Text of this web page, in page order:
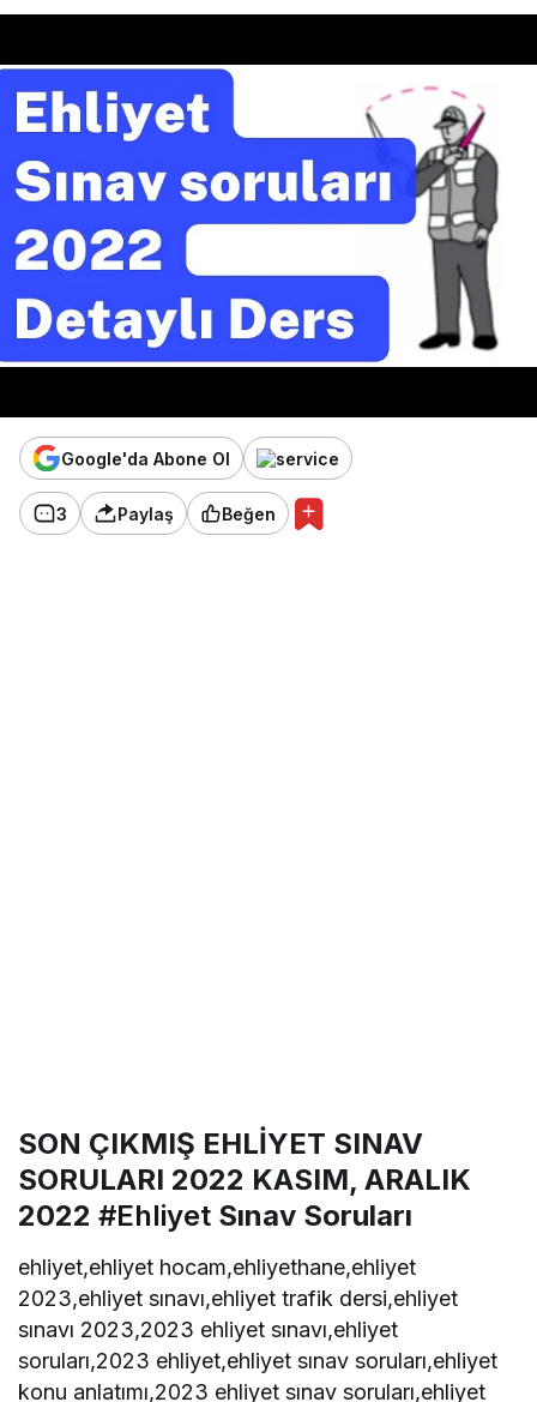
Google'da Abone Ol
3 Paylaş Beğen
SON ÇIKMIŞ EHLİYET SINAV
SORULARI 2022 KASIM, ARALIK
2022 #Ehliyet Sınav Soruları
ehliyet,ehliyet hocam,ehliyethane,ehliyet
2023,ehliyet sınavı,ehliyet trafik dersi,ehliyet
sınavı 2023,2023 ehliyet sınavı,ehliyet
soruları,2023 ehliyet,ehliyet sınav soruları,ehliyet
konu anlatımı,2023 ehliyet sınav soruları,ehliyet